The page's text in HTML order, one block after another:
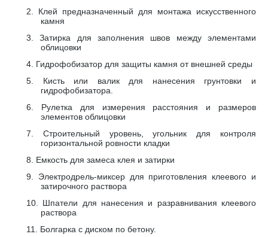
2. Клей предназначенный для монтажа искусственного
камня
3.Затирка для заполнения швов между элементами
облицовки
4. Гидрофобизатор для защиты камня от внешней среды
5. Кисть или валик для нанесения грунтовки и
гидрофобизатора.
6. Рулетка для измерения расстояния и размеров
элементов облицовки
7. Строительный уровень, угольник для контроля
горизонтальной ровности кладки
8. Емкость для замеса клея и затирки
9. Электродрель-миксер для приготовления клеевого и
затирочного раствора
10. Шпатели для нанесения и разравнивания клеевого
раствора
11. Болгарка с диском по бетону.